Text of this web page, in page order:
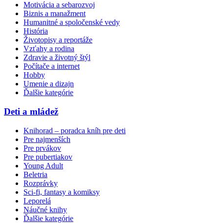
Motivácia a sebarozvoj
Biznis a manažment
Humanitné a spoločenské vedy
História
Životopisy a reportáže
Vzťahy a rodina
Zdravie a životný štýl
Počítače a internet
Hobby
Umenie a dizajn
Ďalšie kategórie
Deti a mládež
Knihorad – poradca kníh pre deti
Pre najmenších
Pre prvákov
Pre pubertiakov
Young Adult
Beletria
Rozprávky
Sci-fi, fantasy a komiksy
Leporelá
Náučné knihy
Ďalšie kategórie